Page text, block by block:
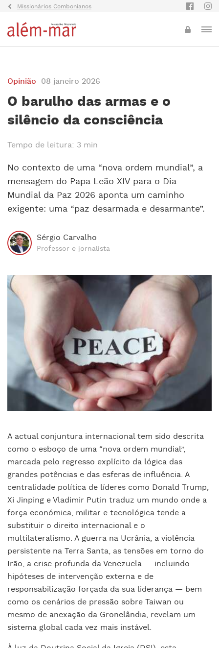
Missionários Combonianos
Opinião 08 janeiro 2026
O barulho das armas e o
silêncio da consciência
Tempo de leitura: 3 min
No contexto de uma “nova ordem mundial”, a
mensagem do Papa Leão XIV para o Dia
Mundial da Paz 2026 aponta um caminho
exigente: uma “paz desarmada e desarmante”.
Sérgio Carvalho
Professor e jornalista
A actual conjuntura internacional tem sido descrita
como o esboço de uma “nova ordem mundial”,
marcada pelo regresso explícito da lógica das
grandes potências e das esferas de influência. A
centralidade política de líderes como Donald Trump,
Xi Jinping e Vladimir Putin traduz um mundo onde a
força económica, militar e tecnológica tende a
substituir o direito internacional e o
multilateralismo. A guerra na Ucrânia, a violência
persistente na Terra Santa, as tensões em torno do
Irão, a crise profunda da Venezuela — incluindo
hipóteses de intervenção externa e de
responsabilização forçada da sua liderança — bem
como os cenários de pressão sobre Taiwan ou
mesmo de anexação da Gronelândia, revelam um
sistema global cada vez mais instável.